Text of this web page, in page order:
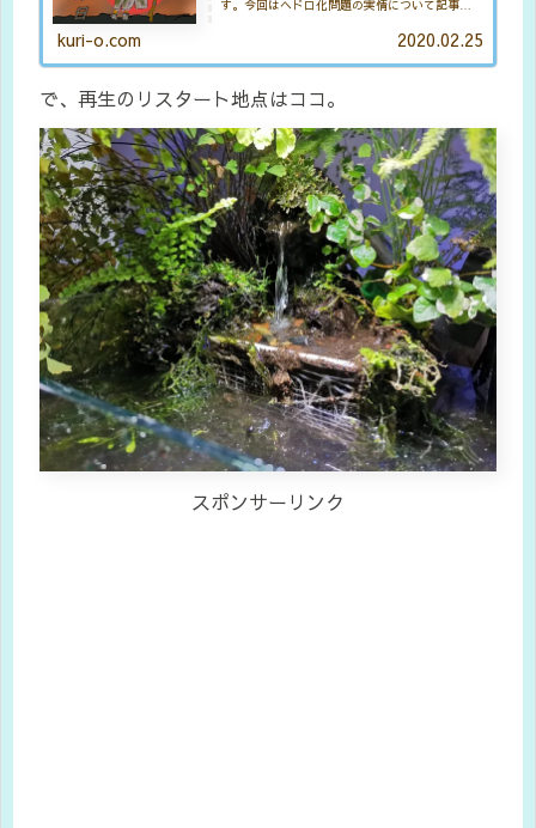
す。今回はヘドロ化問題の実情について記事に
kuri-o.com 2020.02.25
で、再生のリスタート地点はココ。
スポンサーリンク